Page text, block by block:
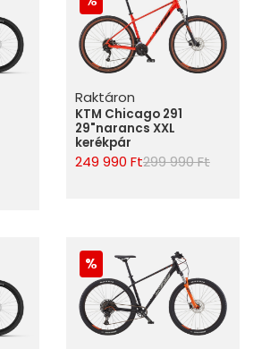
Raktáron
KTM Chicago 291
29"narancs XXL
kerékpár
249 990 Ft299 990 Ft